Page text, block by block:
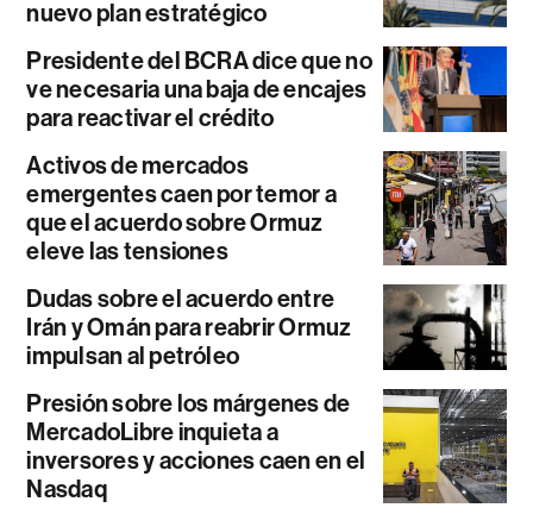
nuevo plan estratégico
Presidente del BCRA dice que no
ve necesaria una baja de encajes
para reactivar el crédito
Activos de mercados
emergentes caen por temor a
que el acuerdo sobre Ormuz
eleve las tensiones
Dudas sobre el acuerdo entre
Irán y Omán para reabrir Ormuz
impulsan al petróleo
Presión sobre los márgenes de
MercadoLibre inquieta a
inversores y acciones caen en el
Nasdaq